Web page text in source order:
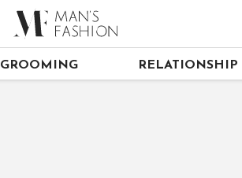
GROOMING RELATIONSHIP